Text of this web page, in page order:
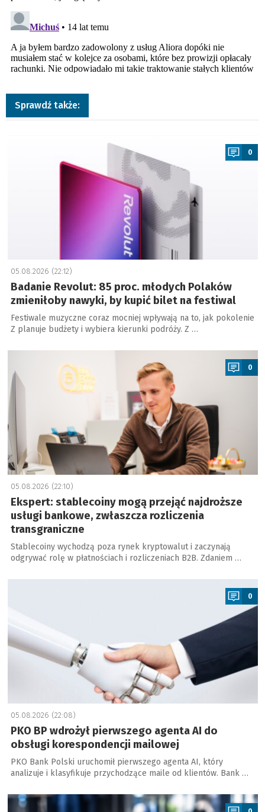
Sprawdź także:
0
05.08.2026 (22:12)
Badanie Revolut: 85 proc. młodych Polaków
zmieniłoby nawyki, by kupić bilet na festiwal
Festiwale muzyczne coraz mocniej wpływają na to, jak pokolenie
Z planuje budżety i wybiera kierunki podróży. Z …
a
0
05.08.2026 (22:10)
Ekspert: stablecoiny mogą przejąć najdroższe
usługi bankowe, zwłaszcza rozliczenia
transgraniczne
Stablecoiny wychodzą poza rynek kryptowalut i zaczynają
odgrywać rolę w płatnościach i rozliczeniach B2B. Zdaniem …
a
0
05.08.2026 (22:08)
PKO BP wdrożył pierwszego agenta AI do
obsługi korespondencji mailowej
PKO Bank Polski uruchomił pierwszego agenta AI, który
analizuje i klasyfikuje przychodzące maile od klientów. Bank …
a